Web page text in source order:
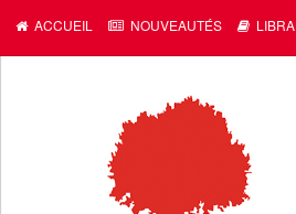
ACCUEIL NOUVEAUTÉS